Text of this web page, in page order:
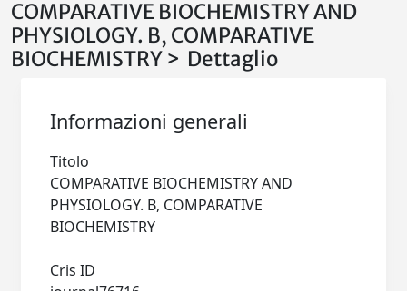
COMPARATIVE BIOCHEMISTRY AND
PHYSIOLOGY. B, COMPARATIVE
BIOCHEMISTRY > Dettaglio
Informazioni generali
Titolo
COMPARATIVE BIOCHEMISTRY AND
PHYSIOLOGY. B, COMPARATIVE
Cris ID